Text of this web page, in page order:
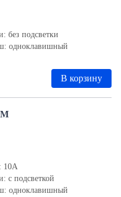
без подсветки
одноклавишный
В корзину
10А
с подсветкой
одноклавишный